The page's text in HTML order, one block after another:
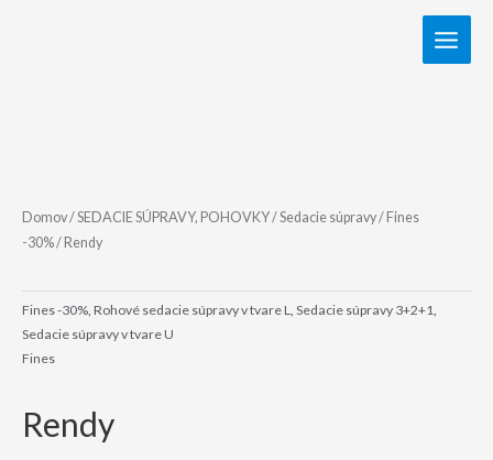
Domov/SEDACIE SÚPRAVY, POHOVKY/Sedacie súpravy/ Fines
-30%/ Rendy
Fines -30%, Rohové sedacie súpravy v tvare L, Sedacie súpravy 3+2+1,
Sedacie súpravy v tvare U
Fines
Rendy